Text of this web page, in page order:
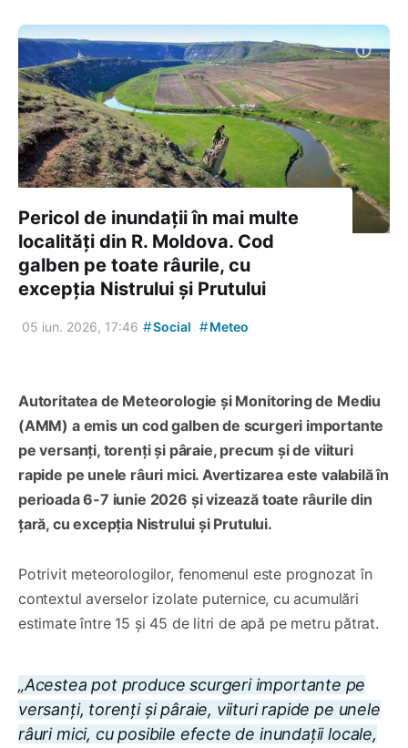
Pericol de inundații în mai multe
localități din R. Moldova. Cod
galben pe toate râurile, cu
excepția Nistrului și Prutului
05 iun. 2026, 17:46 #Social #Meteo
Autoritatea de Meteorologie și Monitoring de Mediu
(AMM) a emis un cod galben de scurgeri importante
pe versanți, torenți și pâraie, precum și de viituri
rapide pe unele râuri mici. Avertizarea este valabilă în
perioada 6-7 iunie 2026 și vizează toate râurile din
țară, cu excepția Nistrului și Prutului.
Potrivit meteorologilor, fenomenul este prognozat în
contextul averselor izolate puternice, cu acumulări
estimate între 15 și 45 de litri de apă pe metru pătrat.
„Acestea pot produce scurgeri importante pe
versanți, torenți și pâraie, viituri rapide pe unele
râuri mici, cu posibile efecte de inundații locale,